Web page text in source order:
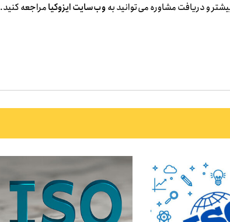
و دریافت مشاوره می‌توانید بهوب‌سایت ایزوکیامراجعه کنید.